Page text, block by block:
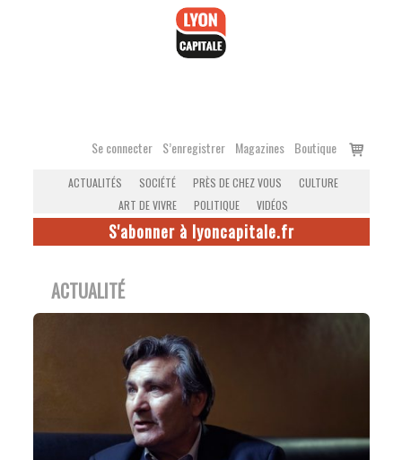
Se connecter S’enregistrer Magazines Boutique
Voir
ACTUALITÉS SOCIÉTÉ PRÈS DE CHEZ VOUS
CULTURE
ART DE VIVRE
POLITIQUE VIDÉOS
S'abonner à lyoncapitale.fr
ACTUALITÉ